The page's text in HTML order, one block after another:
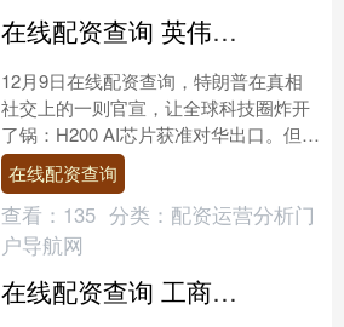
在线配资查询 英伟达H200获准入华，不是松绑，而是特朗普给中国设的新陷阱
12月9日在线配资查询，特朗普在真相
社交上的一则官宣，让全球科技圈炸开
了锅：H200 AI芯片获准对华出口。但先
别忙着欢呼“芯片禁令松绑”，这场看似
放宽的贸易许....
在线配资查询
查看： 135 分类： 配资运营分析门
户导航网
在线配资查询 工商银行将于2026年1月26日派发中期股息每10股1.414元